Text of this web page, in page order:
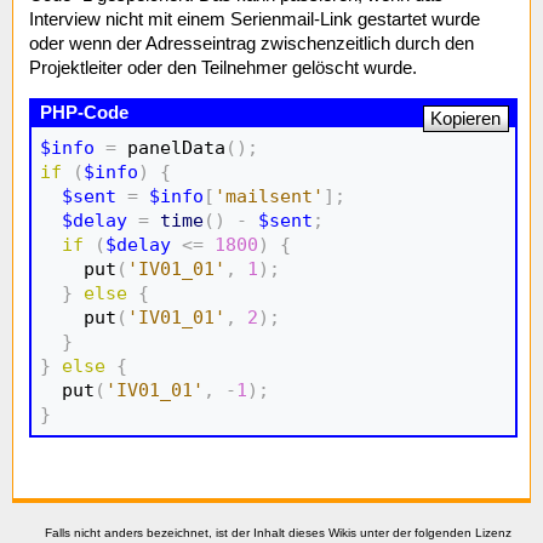
Interview nicht mit einem Serienmail-Link gestartet wurde
oder wenn der Adresseintrag zwischenzeitlich durch den
Projektleiter oder den Teilnehmer gelöscht wurde.
$info = panelData ( ) ;
if
( $info )
{
$sent
= $info [ 'mailsent' ] ;
$delay = time( ) - $sent ;
if
( $delay <= 1800 )
{
    put
( 'IV01_01' , 1 ) ;
}
else {
    put
( 'IV01_01' , 2 ) ;
}
}
else {
  put
( 'IV01_01' , -1 ) ;
}
Kopieren
Falls nicht anders bezeichnet, ist der Inhalt dieses Wikis unter der folgenden Lizenz